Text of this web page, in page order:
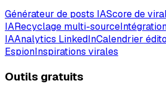
Générateur de posts IAScore de
IARecyclage multi-source
IAAnalytics LinkedInCalendrier
EspionInspirations virales
Outils gratuits